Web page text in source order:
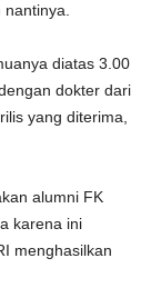
diatas 3.00
dokter dari
yang diterima,
alumni FK
karena ini
menghasilkan